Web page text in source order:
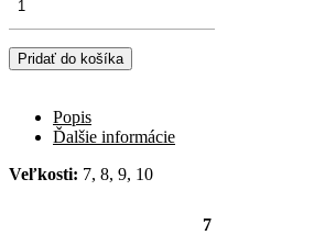
Ochranné
rukavice
s
iónmi
Pridať do košíka
Popis
Ďalšie informácie
Veľkosti: 7, 8, 9, 10
7